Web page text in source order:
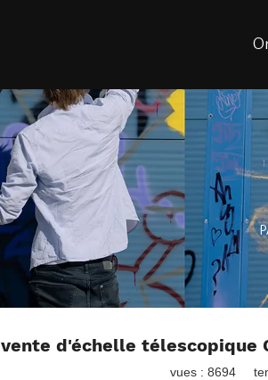
d'échelle télescopique
vues : 8694